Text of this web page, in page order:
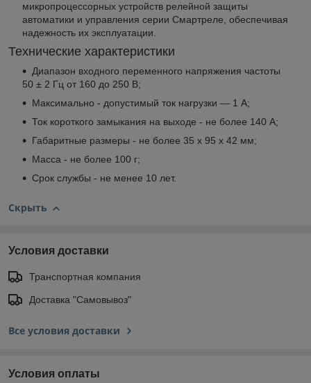
микропроцессорных устройств релейной защиты
автоматики и управления серии Смартреле, обеспечивая
надежность их эксплуатации.
Технические характеристики
Диапазон входного переменного напряжения частоты
50 ± 2 Гц от 160 до 250 В;
Максимально - допустимый ток нагрузки — 1 А;
Ток короткого замыкания на выходе - не более 140 А;
Габаритные размеры - не более 35 х 95 х 42 мм;
Масса - не более 100 г;
Срок службы - не менее 10 лет.
Скрыть
Условия доставки
Транспортная компания
Доставка "Самовывоз"
Все условия доставки
Условия оплаты